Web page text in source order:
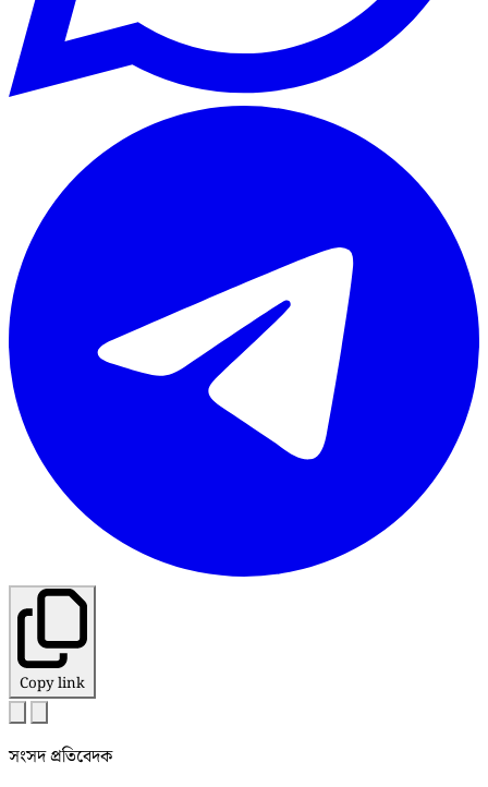
Copy link
সংসদ প্রতিবেদক